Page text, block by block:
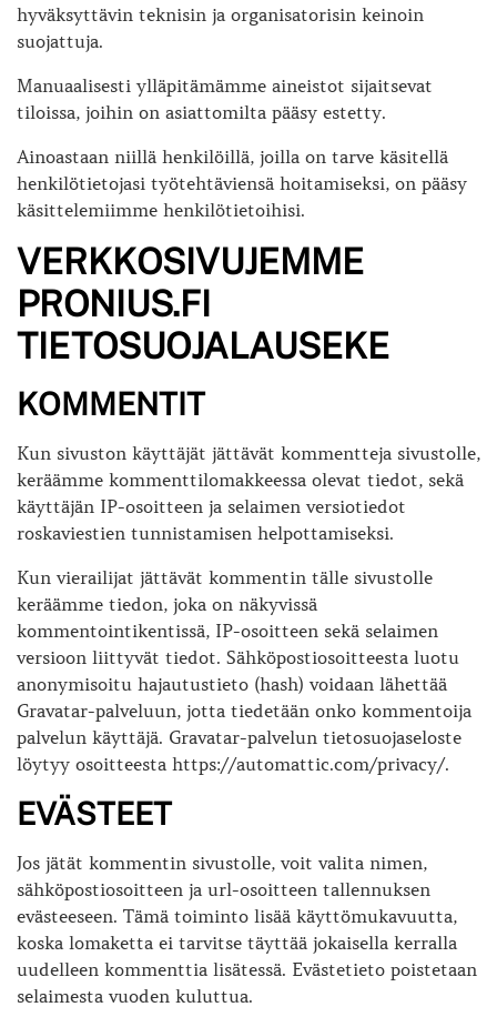
hyväksyttävin teknisin ja organisatorisin keinoin
suojattuja.
Manuaalisesti ylläpitämämme aineistot sijaitsevat
tiloissa, joihin on asiattomilta pääsy estetty.
Ainoastaan niillä henkilöillä, joilla on tarve käsitellä
henkilötietojasi työtehtäviensä hoitamiseksi, on pääsy
käsittelemiimme henkilötietoihisi.
VERKKOSIVUJEMME
PRONIUS.FI
TIETOSUOJALAUSEKE
KOMMENTIT
Kun sivuston käyttäjät jättävät kommentteja sivustolle,
keräämme kommenttilomakkeessa olevat tiedot, sekä
käyttäjän IP-osoitteen ja selaimen versiotiedot
roskaviestien tunnistamisen helpottamiseksi.
Kun vierailijat jättävät kommentin tälle sivustolle
keräämme tiedon, joka on näkyvissä
kommentointikentissä, IP-osoitteen sekä selaimen
versioon liittyvät tiedot. Sähköpostiosoitteesta luotu
anonymisoitu hajautustieto (hash) voidaan lähettää
Gravatar-palveluun, jotta tiedetään onko kommentoija
palvelun käyttäjä. Gravatar-palvelun tietosuojaseloste
löytyy osoitteesta https://automattic.com/privacy/.
EVÄSTEET
Jos jätät kommentin sivustolle, voit valita nimen,
sähköpostiosoitteen ja url-osoitteen tallennuksen
evästeeseen. Tämä toiminto lisää käyttömukavuutta,
koska lomaketta ei tarvitse täyttää jokaisella kerralla
uudelleen kommenttia lisätessä. Evästetieto poistetaan
selaimesta vuoden kuluttua.